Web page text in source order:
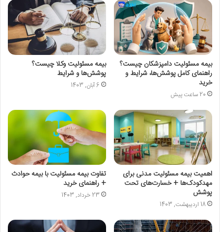
بیمه مسئولیت دامپزشکان چیست؟
راهنمای کامل پوشش‌ها، شرایط و
خرید
20 ساعت پیش
بیمه مسئولیت وکلا چیست؟
پوشش‌ها و شرایط
6 آبان, 1403
اهمیت بيمه مسئوليت مدنی برای
مهدكودک‌ها + خسارت‌های تحت
پوشش
18 اردیبهشت, 1403
تفاوت بیمه مسئولیت با بیمه حوادث
+ راهنمای خرید
23 خرداد, 1403